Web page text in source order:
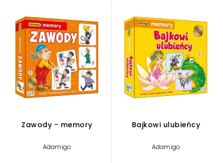
Zawody - memory
Adamigo
Bajkowi ulubieńcy
Adamigo